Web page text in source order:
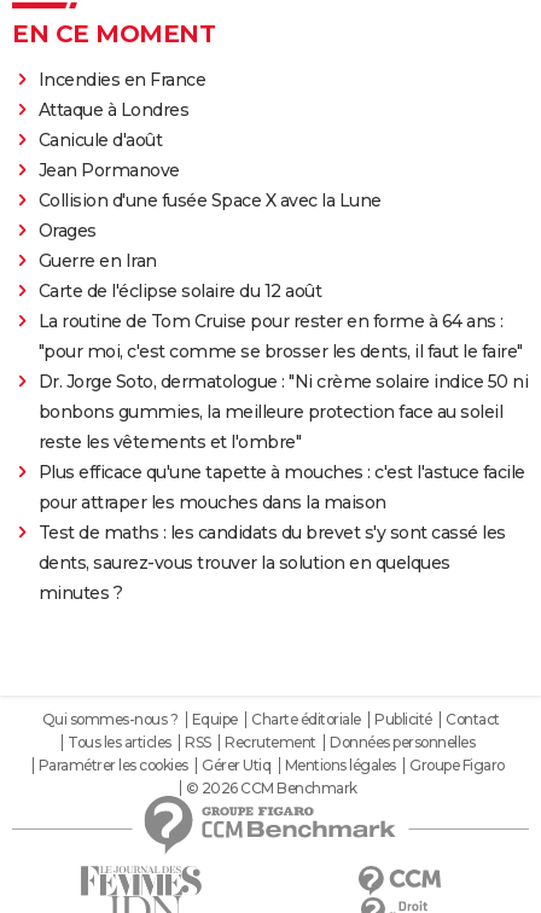
EN CE MOMENT
Incendies en France
Attaque à Londres
Canicule d'août
Jean Pormanove
Collision d'une fusée Space X avec la Lune
Orages
Guerre en Iran
Carte de l'éclipse solaire du 12 août
La routine de Tom Cruise pour rester en forme à 64 ans :
"pour moi, c'est comme se brosser les dents, il faut le faire"
Dr. Jorge Soto, dermatologue : "Ni crème solaire indice 50 ni
bonbons gummies, la meilleure protection face au soleil
reste les vêtements et l'ombre"
Plus efficace qu'une tapette à mouches : c'est l'astuce facile
pour attraper les mouches dans la maison
Test de maths : les candidats du brevet s'y sont cassé les
dents, saurez-vous trouver la solution en quelques
minutes ?
Qui sommes-nous ? Equipe Charte éditoriale Publicité
Contact
Tous les articles
RSS Recrutement
Données personnelles
Paramétrer les cookies
Gérer Utiq Mentions légales
Groupe Figaro
© 2026 CCM Benchmark